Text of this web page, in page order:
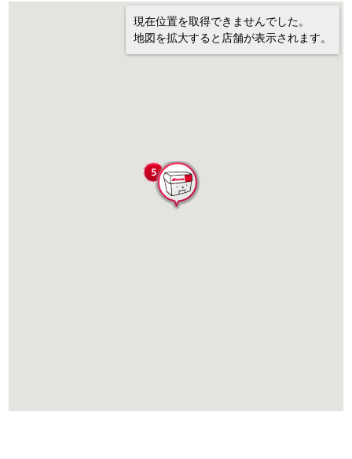
現在位置を取得できませんでした。
地図を拡大すると店舗が表示されます。